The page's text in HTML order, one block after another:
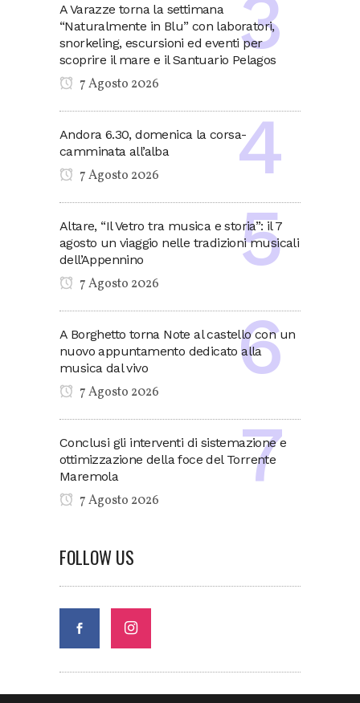
A Varazze torna la settimana
“Naturalmente in Blu” con laboratori,
snorkeling, escursioni ed eventi per
scoprire il mare e il Santuario Pelagos
7 Agosto 2026
Andora 6.30, domenica la corsa-
camminata all’alba
7 Agosto 2026
Altare, “Il Vetro tra musica e storia”: il 7
agosto un viaggio nelle tradizioni musicali
dell’Appennino
7 Agosto 2026
A Borghetto torna Note al castello con un
nuovo appuntamento dedicato alla
musica dal vivo
7 Agosto 2026
Conclusi gli interventi di sistemazione e
ottimizzazione della foce del Torrente
Maremola
7 Agosto 2026
FOLLOW US